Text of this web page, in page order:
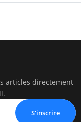
articles directement
S'inscrire